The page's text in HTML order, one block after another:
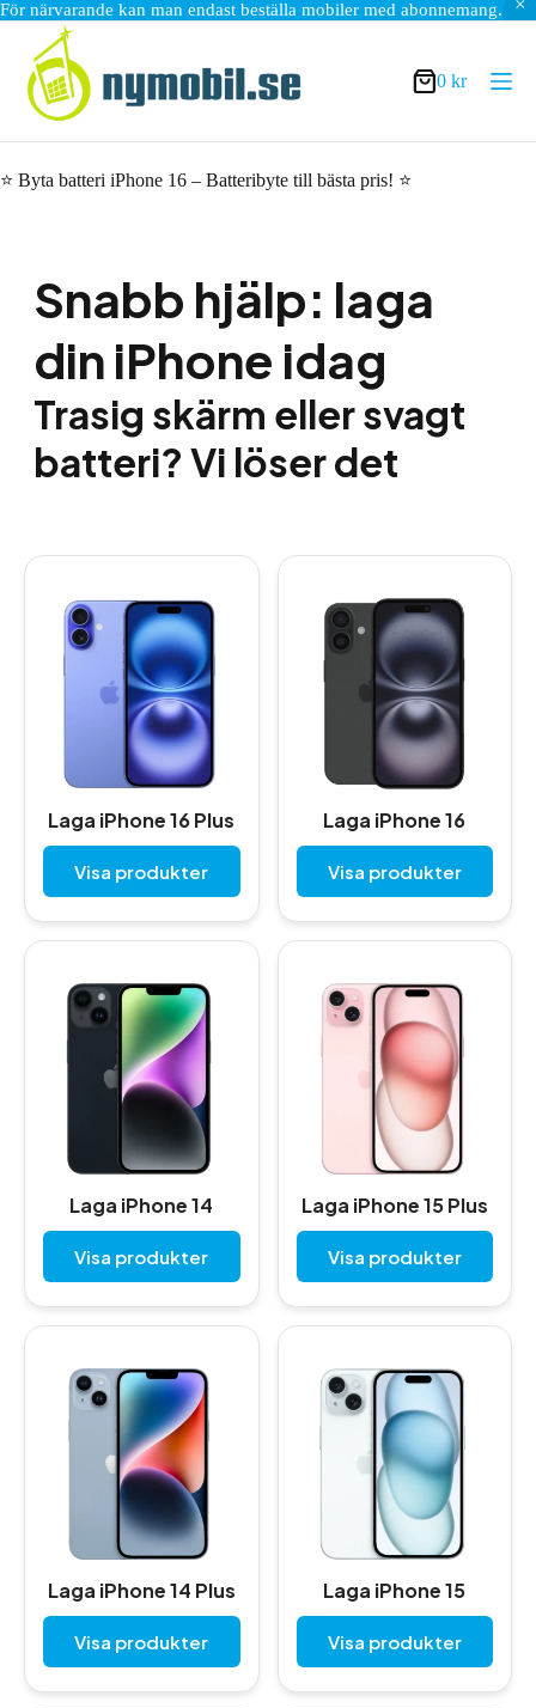
För närvarande kan man endast beställa mobiler med abonnemang.
innehåll
Varukorg
0 kr
⭐ Byta batteri iPhone 16 – Batteribyte till bästa pris! ⭐
Snabb hjälp: laga
din iPhone idag
Trasig skärm eller svagt
batteri? Vi löser det
Laga iPhone 16 Plus
Visa produkter
Laga iPhone 16
Visa produkter
Laga iPhone 14
Visa produkter
Laga iPhone 15 Plus
Visa produkter
Laga iPhone 14 Plus
Visa produkter
Laga iPhone 15
Visa produkter